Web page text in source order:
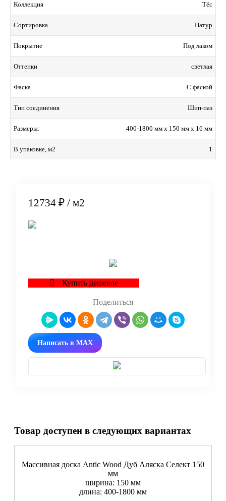
Коллекция Тёс
Сортировка Натур
Покрытие Под лаком
Оттенки светлая
Фаска С фаской
Тип соединения Шип-паз
Размеры: 400-1800 мм x 150 мм x 16 мм
В упаковке, м2 1
12734 ₽ / м2
Купить дешевле
Поделиться
Написать в MAX
Товар доступен в следующих вариантах
Массивная доска Antic Wood Дуб Аляска Селект 150
мм
ширина: 150 мм
длина: 400-1800 мм